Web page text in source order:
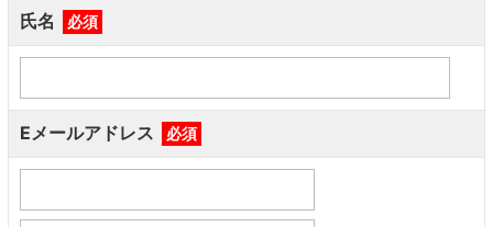
氏名 必須
Eメールアドレス 必須